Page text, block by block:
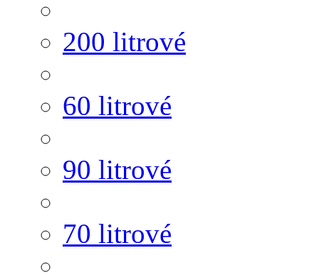
200 litrové
60 litrové
90 litrové
70 litrové